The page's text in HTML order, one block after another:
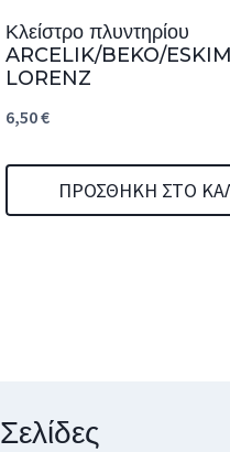
Κλείστρο πλυντηρίου
ARCELIK/BEKO/
LORENZ
6,50€
ΠΡΟΣΘΉΚΗ ΣΤΟ
Σελίδες